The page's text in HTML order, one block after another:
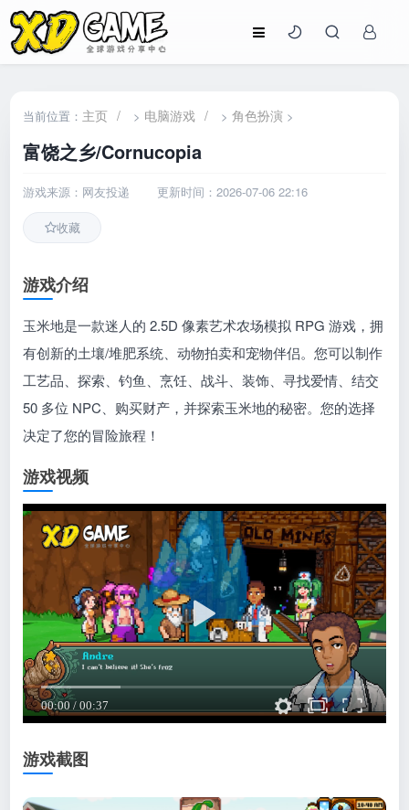
当前位置： 主页 / > 电脑游戏 / >角色扮演 >
富饶之乡/Cornucopia
游戏来源：网友投递 更新时间：2026-07-06 22:16
收藏
游戏介绍
玉米地是一款迷人的 2.5D 像素艺术农场模拟 RPG 游戏，拥
有创新的土壤/堆肥系统、动物拍卖和宠物伴侣。您可以制作
工艺品、探索、钓鱼、烹饪、战斗、装饰、寻找爱情、结交
50 多位 NPC、购买财产，并探索玉米地的秘密。您的选择
决定了您的冒险旅程！
游戏视频
游戏截图